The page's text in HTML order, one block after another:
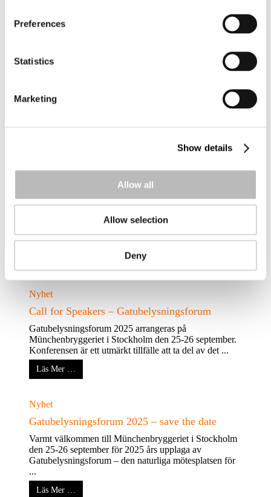
Preferences
Statistics
Marketing
Show details
Allow all
Allow selection
Deny
Gatubelysningsforum arrangeras på
Gatubelysningsforum 2025 arrangeras den 25-26
Välkommen till Gatubelysningsforum 2025
Varmt välkommen till Gatubelysningsforum 2025 – den
inom utomhusbelysning och offentlig miljö ...
Nyhet
Call for Speakers – Gatubelysningsforum
Gatubelysningsforum 2025 arrangeras på
Münchenbryggeriet i Stockholm den 25-26 september.
Konferensen är ett utmärkt tillfälle att ta del av det ...
Läs Mer …
Nyhet
Gatubelysningsforum 2025 – save the date
Varmt välkommen till Münchenbryggeriet i Stockholm
den 25-26 september för 2025 års upplaga av
Gatubelysningsforum – den naturliga mötesplatsen för
...
Läs Mer …